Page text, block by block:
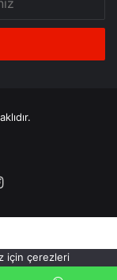
Instagram
için çerezleri
bunu kabul